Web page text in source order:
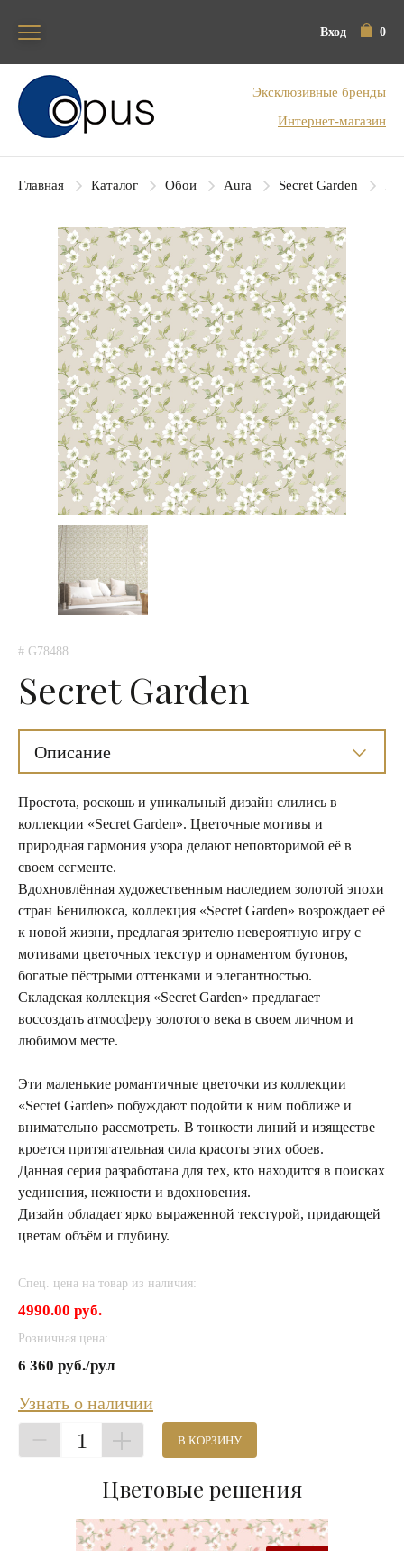
Вход 0
Блок поиска
Эксклюзивные бренды
Интернет-магазин
Главная Каталог Обои Aura Secret Garden
# G78488
Secret Garden
Описание
Простота, роскошь и уникальный дизайн слились в
коллекции «Secret Garden». Цветочные мотивы и
природная гармония узора делают неповторимой её в
своем сегменте.
Вдохновлённая художественным наследием золотой эпохи
стран Бенилюкса, коллекция «Secret Garden» возрождает её
к новой жизни, предлагая зрителю невероятную игру с
мотивами цветочных текстур и орнаментом бутонов,
богатые пёстрыми оттенками и элегантностью.
Складская коллекция «Secret Garden» предлагает
воссоздать атмосферу золотого века в своем личном и
любимом месте.
Эти маленькие романтичные цветочки из коллекции
«Secret Garden» побуждают подойти к ним поближе и
внимательно рассмотреть. В тонкости линий и изяществе
кроется притягательная сила красоты этих обоев.
Данная серия разработана для тех, кто находится в поисках
уединения, нежности и вдохновения.
Дизайн обладает ярко выраженной текстурой, придающей
цветам объём и глубину.
Спец. цена на товар из наличия:
4990.00 руб.
Розничная цена:
6 360 руб./рул
Узнать о наличии
1 В КОРЗИНУ
Цветовые решения